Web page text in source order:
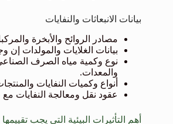
بيانات الانبعاثات والنفايات
مصادر الروائح والأبخرة
بيانات الغلايات والمولدات إن
نوع وكمية مياه الصرف
والمعدات.
أنواع وكميات النفايات
عقود نقل ومعالجة النفايات
أهم التأثيرات البيئية التي يجب تقييمها